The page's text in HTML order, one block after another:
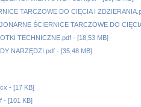
TARCZOWE DO CIĘCIA I
ŚCIERNICE TARCZOWE DO
TECHNICZNE.pdf - [18,53 MB]
NARZĘDZI.pdf - [35,48 MB]
- [17 KB]
- [101 KB]